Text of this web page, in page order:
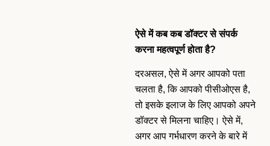
ऐसे में कब कब डॉक्टर से संपर्क
करना महत्वपूर्ण होता है?
दरअसल, ऐसे में अगर आपको पता
चलता है, कि आपको पीसीओएस है,
तो इसके इलाज के लिए आपको अपने
डॉक्टर से मिलना चाहिए। ऐसे में,
अगर आप गर्भधारण करने के बारे में